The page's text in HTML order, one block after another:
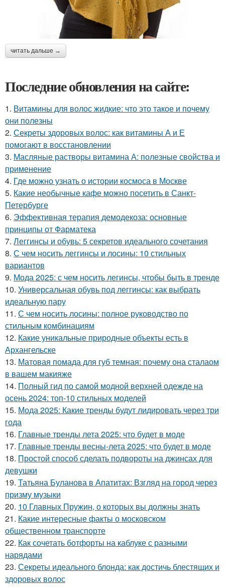
читать дальше →
Последние обновления на сайте:
1. Витамины для волос жидкие: что это такое и почему
они полезны
2. Секреты здоровых волос: как витамины А и Е
помогают в восстановлении
3. Масляные растворы витамина А: полезные свойства и
применение
4. Где можно узнать о истории космоса в Москве
5. Какие необычные кафе можно посетить в Санкт-
Петербурге
6. Эффективная терапия демодекоза: основные
принципы от Фарматека
7. Леггинсы и обувь: 5 секретов идеального сочетания
8. С чем носить леггинсы и лосины: 10 стильных
вариантов
9. Мода 2025: с чем носить легинсы, чтобы быть в тренде
10. Универсальная обувь под леггинсы: как выбрать
идеальную пару
11. С чем носить лосины: полное руководство по
стильным комбинациям
12. Какие уникальные природные объекты есть в
Архангельске
13. Матовая помада для губ темная: почему она сталаом
в вашем макияже
14. Полный гид по самой модной верхней одежде на
осень 2024: топ-10 стильных моделей
15. Мода 2025: Какие тренды будут лидировать через три
года
16. Главные тренды лета 2025: что будет в моде
17. Главные тренды весны-лета 2025: что будет в моде
18. Простой способ сделать подвороты на джинсах для
девушки
19. Татьяна Буланова в Апатитах: Взгляд на город через
призму музыки
20. 10 Главных Пружин, о которых вы должны знать
21. Какие интересные факты о московском
общественном транспорте
22. Как сочетать ботфорты на каблуке с разными
нарядами
23. Секреты идеального блонда: как достичь блестящих и
здоровых волос